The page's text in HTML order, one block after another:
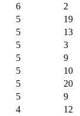
6
2
5
19
5
13
5
3
5
9
5
10
5
20
5
9
4
12